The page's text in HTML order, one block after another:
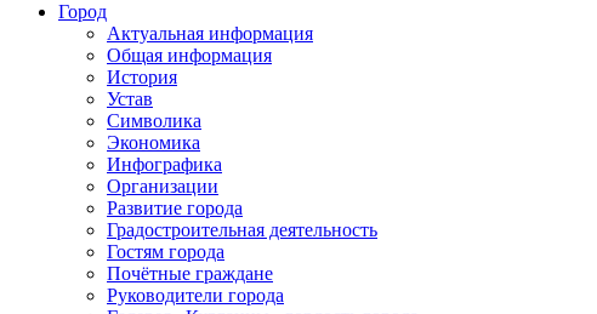
Город
Актуальная информация
Общая информация
История
Устав
Символика
Экономика
Инфографика
Организации
Развитие города
Градостроительная деятельность
Гостям города
Почётные граждане
Руководители города